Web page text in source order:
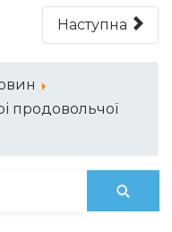
Наступна
продовольчої